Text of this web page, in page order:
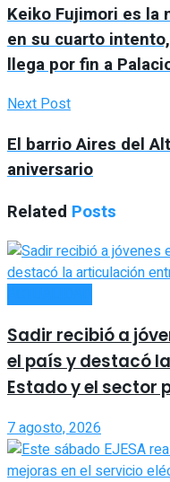
Keiko Fujimori es la
en su cuarto
llega por fin a
Next Post
El barrio Aires del
aniversario
Related Posts
Sadir recibió a
el país y destacó
Estado y el sector
7 agosto, 2026